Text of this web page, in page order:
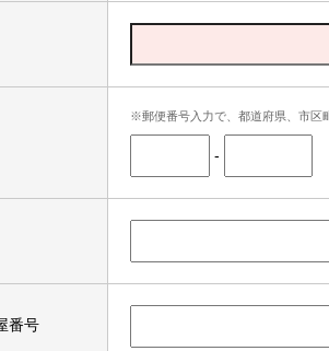
※郵便番号入力で、都道府県、市区
-
番号